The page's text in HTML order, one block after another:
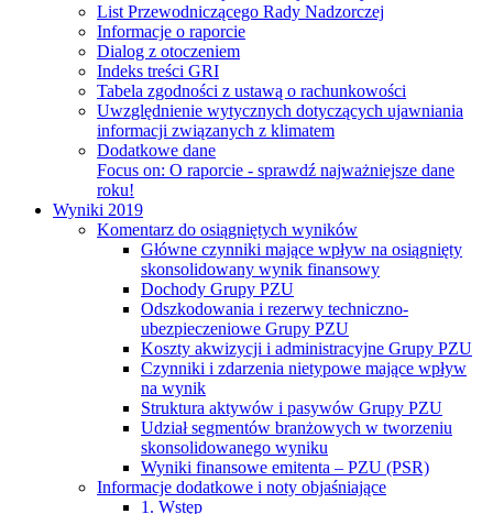
List Przewodniczącego Rady Nadzorczej
Informacje o raporcie
Dialog z otoczeniem
Indeks treści GRI
Tabela zgodności z ustawą o rachunkowości
Uwzględnienie wytycznych dotyczących ujawniania
informacji związanych z klimatem
Dodatkowe dane
Focus on: O raporcie - sprawdź najważniejsze dane
roku!
Wyniki 2019
Komentarz do osiągniętych wyników
Główne czynniki mające wpływ na osiągnięty
skonsolidowany wynik finansowy
Dochody Grupy PZU
Odszkodowania i rezerwy techniczno-
ubezpieczeniowe Grupy PZU
Koszty akwizycji i administracyjne Grupy PZU
Czynniki i zdarzenia nietypowe mające wpływ
na wynik
Struktura aktywów i pasywów Grupy PZU
Udział segmentów branżowych w tworzeniu
skonsolidowanego wyniku
Wyniki finansowe emitenta – PZU (PSR)
Informacje dodatkowe i noty objaśniające
1. Wstęp